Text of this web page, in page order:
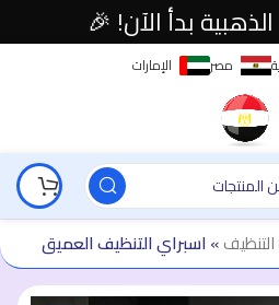
مصر الإمارات
» اسبراي التنظيف العميق
بدأ الآن! 🎉